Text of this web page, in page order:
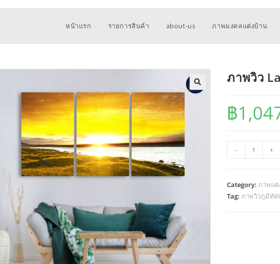
หน้าแรก รายการสินค้า about-us ภาพมงคลแต่งบ้าน
ภาพวิว
฿
วิว
quantity
- +
Category:ภาพแต่
Tag:ภาพวิวภูมิทัศ